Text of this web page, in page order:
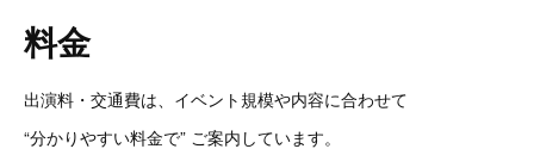
料金
出演料・交通費は、イベント規模や内容に合わせて
“分かりやすい料金で” ご案内しています。